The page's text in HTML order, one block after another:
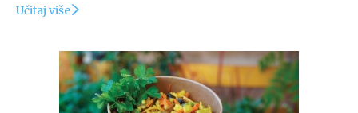
Učitaj više